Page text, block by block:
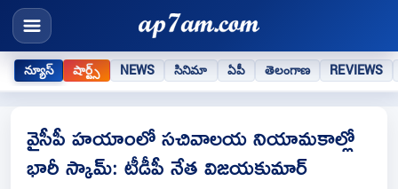
న్యూస్ షార్ట్స్ NEWS సినిమా ఏపీ తెలంగాణ REVIEWS
వైసీపీ హయాంలో సచివాలయ నియామకాల్లో
భారీ స్కామ్: టీడీపీ నేత విజయకుమార్